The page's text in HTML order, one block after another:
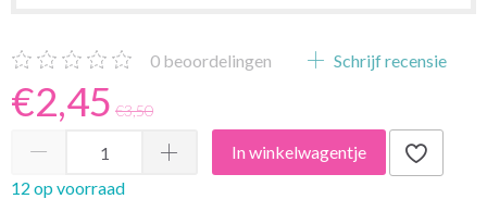
0 beoordelingen Schrijf recensie
€2,45 €3,50
In winkelwagentje
12 op voorraad